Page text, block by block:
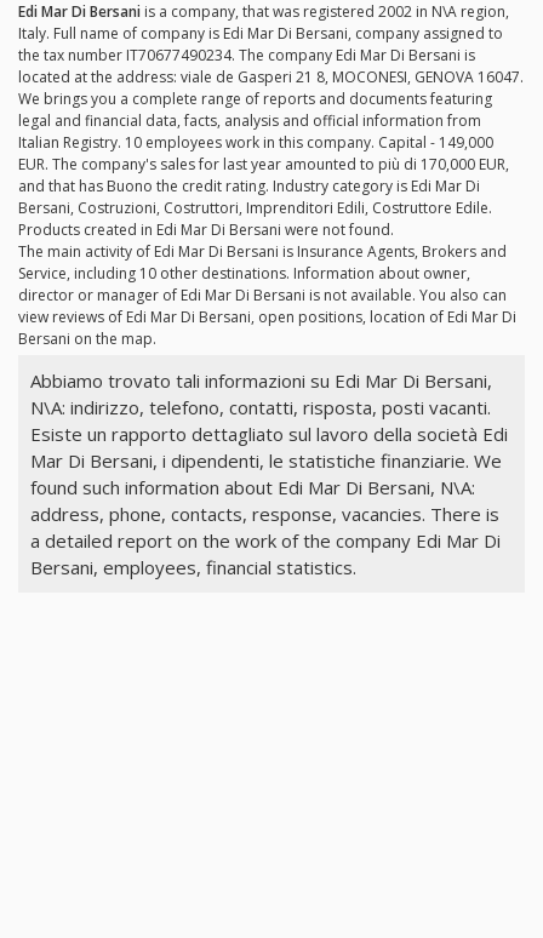
Edi Mar Di Bersani is a company, that was registered 2002 in N\A region,
Italy. Full name of company is Edi Mar Di Bersani, company assigned to
the tax number IT70677490234. The company Edi Mar Di Bersani is
located at the address: viale de Gasperi 21 8, MOCONESI, GENOVA 16047.
We brings you a complete range of reports and documents featuring
legal and financial data, facts, analysis and official information from
Italian Registry. 10 employees work in this company. Capital - 149,000
EUR. The company's sales for last year amounted to più di 170,000 EUR,
and that has Buono the credit rating. Industry category is Edi Mar Di
Bersani, Costruzioni, Costruttori, Imprenditori Edili, Costruttore Edile.
Products created in Edi Mar Di Bersani were not found.
The main activity of Edi Mar Di Bersani is Insurance Agents, Brokers and
Service, including 10 other destinations. Information about owner,
director or manager of Edi Mar Di Bersani is not available. You also can
view reviews of Edi Mar Di Bersani, open positions, location of Edi Mar Di
Bersani on the map.
Abbiamo trovato tali informazioni su Edi Mar Di Bersani,
N\A: indirizzo, telefono, contatti, risposta, posti vacanti.
Esiste un rapporto dettagliato sul lavoro della società Edi
Mar Di Bersani, i dipendenti, le statistiche finanziarie. We
found such information about Edi Mar Di Bersani, N\A:
address, phone, contacts, response, vacancies. There is
a detailed report on the work of the company Edi Mar Di
Bersani, employees, financial statistics.